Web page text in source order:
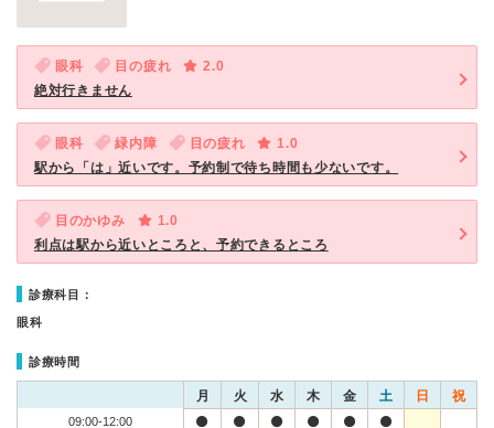
眼科 目の疲れ
2.0
絶対行きません
眼科 緑内障 目の疲れ
1.0
駅から「は」近いです。予約制で待ち時間も少ないです。
目のかゆみ
1.0
利点は駅から近いところと、予約できるところ
診療科目：
眼科
診療時間
月 火 水 木 金 土 日 祝
09:00-12:00